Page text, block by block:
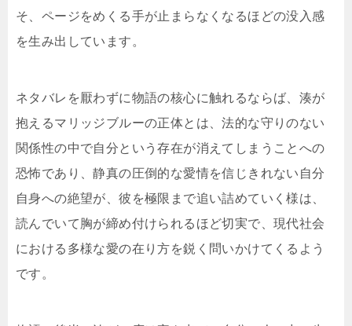
そ、ページをめくる手が止まらなくなるほどの没入感
を生み出しています。
ネタバレを厭わずに物語の核心に触れるならば、湊が
抱えるマリッジブルーの正体とは、法的な守りのない
関係性の中で自分という存在が消えてしまうことへの
恐怖であり、静真の圧倒的な愛情を信じきれない自分
自身への絶望が、彼を極限まで追い詰めていく様は、
読んでいて胸が締め付けられるほど切実で、現代社会
における多様な愛の在り方を鋭く問いかけてくるよう
です。